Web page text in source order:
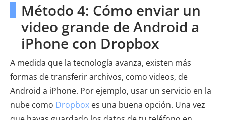
Método 4: Cómo enviar un
video grande de Android a
iPhone con Dropbox
A medida que la tecnología avanza, existen más
formas de transferir archivos, como videos, de
Android a iPhone. Por ejemplo, usar un servicio en la
nube como Dropbox es una buena opción. Una vez